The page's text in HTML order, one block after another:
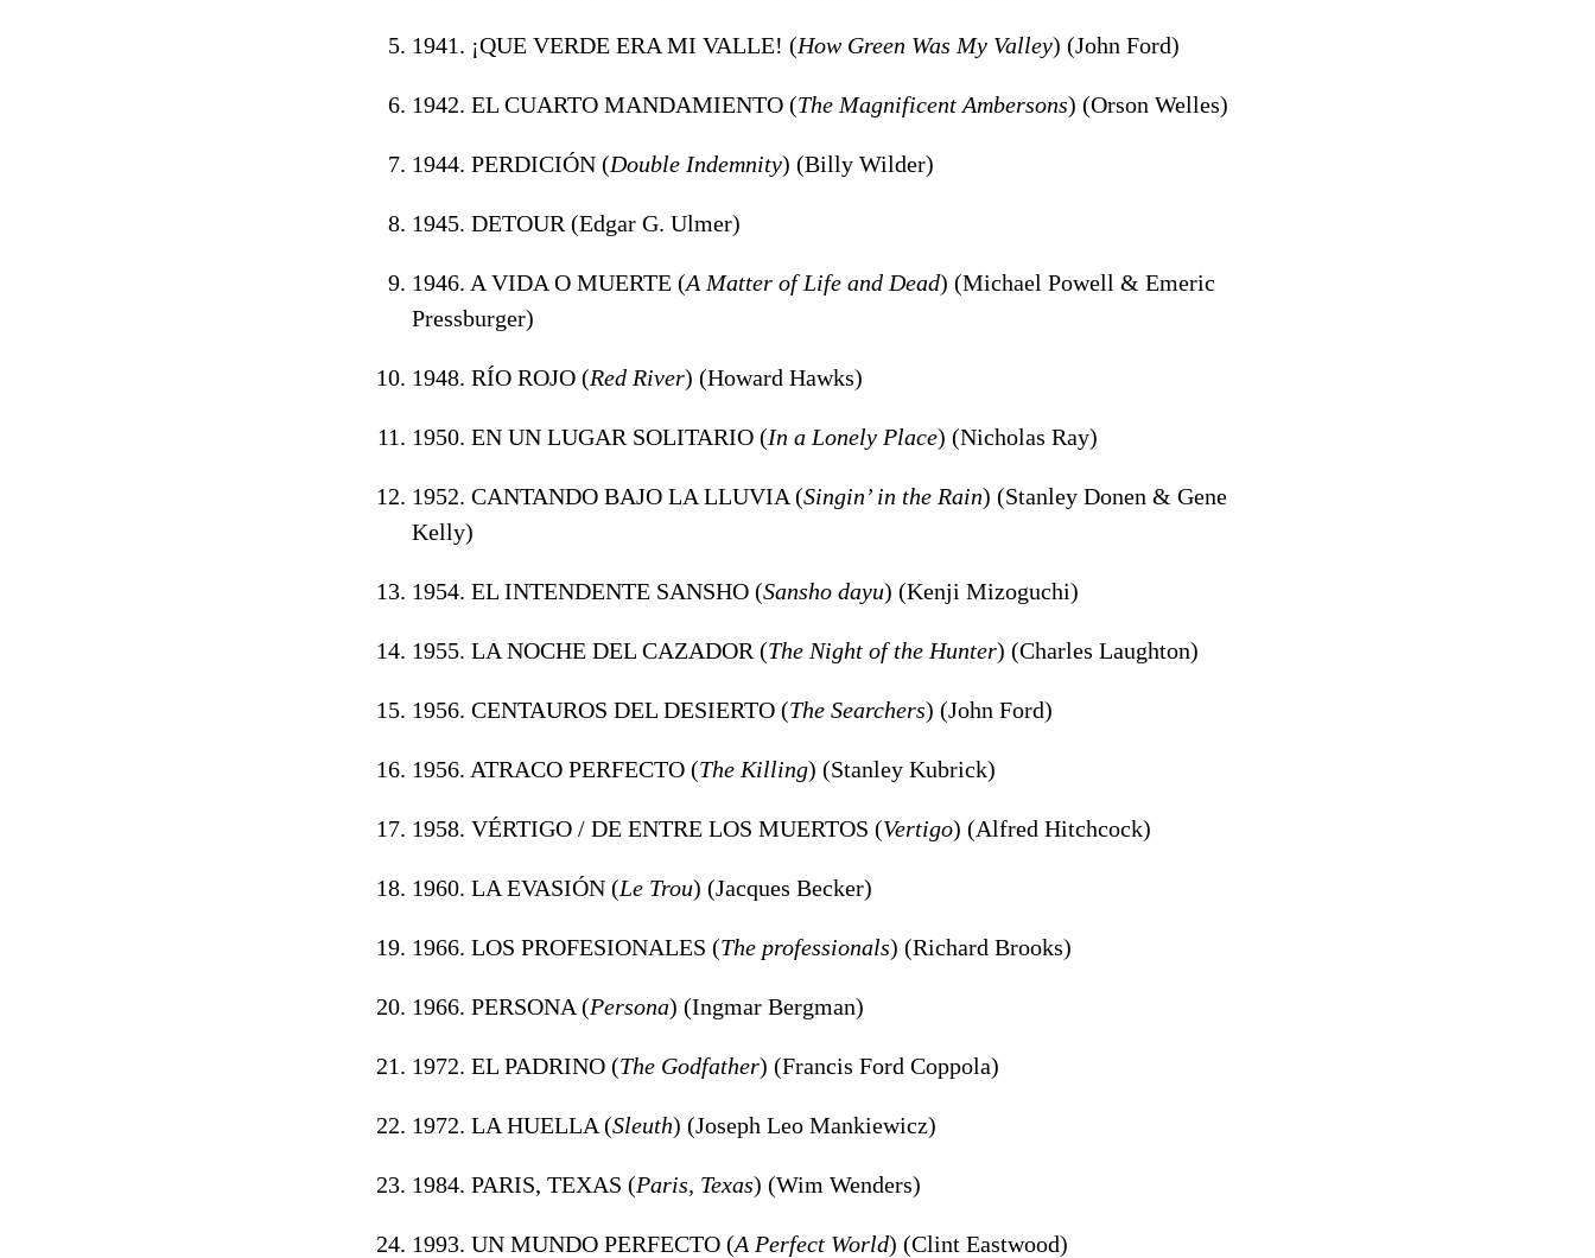
1941. ¡QUE VERDE ERA MI VALLE! (How Green Was My Valley) (John Ford)
1942. EL CUARTO MANDAMIENTO (The Magnificent Ambersons) (Orson Welles)
1944. PERDICIÓN (Double Indemnity) (Billy Wilder)
1945. DETOUR (Edgar G. Ulmer)
1946. A VIDA O MUERTE (A Matter of Life and Dead) (Michael Powell & Emeric
Pressburger)
1948. RÍO ROJO (Red River) (Howard Hawks)
1950. EN UN LUGAR SOLITARIO (In a Lonely Place) (Nicholas Ray)
1952. CANTANDO BAJO LA LLUVIA (Singin’ in the Rain) (Stanley Donen & Gene
Kelly)
1954. EL INTENDENTE SANSHO (Sansho dayu) (Kenji Mizoguchi)
1955. LA NOCHE DEL CAZADOR (The Night of the Hunter) (Charles Laughton)
1956. CENTAUROS DEL DESIERTO (The Searchers) (John Ford)
1956. ATRACO PERFECTO (The Killing) (Stanley Kubrick)
1958. VÉRTIGO / DE ENTRE LOS MUERTOS (Vertigo) (Alfred Hitchcock)
1960. LA EVASIÓN (Le Trou) (Jacques Becker)
1966. LOS PROFESIONALES (The professionals) (Richard Brooks)
1966. PERSONA (Persona) (Ingmar Bergman)
1972. EL PADRINO (The Godfather) (Francis Ford Coppola)
1972. LA HUELLA (Sleuth) (Joseph Leo Mankiewicz)
1984. PARIS, TEXAS (Paris, Texas) (Wim Wenders)
1993. UN MUNDO PERFECTO (A Perfect World) (Clint Eastwood)